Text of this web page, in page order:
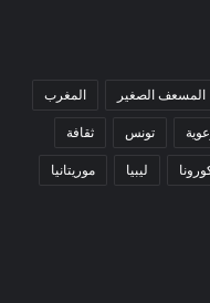
المسعف الصغير المغرب
تونس ثقافة
ليبيا موريتانيا